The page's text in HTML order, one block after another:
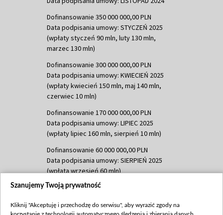
Dofinansowanie 350 000 000,00 PLN
Data podpisania umowy: STYCZEŃ 2025
(wpłaty styczeń 90 mln, luty 130 mln,
marzec 130 mln)
Dofinansowanie 300 000 000,00 PLN
Data podpisania umowy: KWIECIEŃ 2025
(wpłaty kwiecień 150 mln, maj 140 mln,
czerwiec 10 mln)
Dofinansowanie 170 000 000,00 PLN
Data podpisania umowy: LIPIEC 2025
(wpłaty lipiec 160 mln, sierpień 10 mln)
Dofinansowanie 60 000 000,00 PLN
Data podpisania umowy: SIERPIEŃ 2025
(wpłata wrzesień 60 mln)
Dofinansowanie 635 783 051,21 PLN
(wpłata wrzesień 100 mln, październik 350
Szanujemy Twoją prywatność
Kliknij "Akceptuję i przechodzę do serwisu", aby wyrazić zgody na